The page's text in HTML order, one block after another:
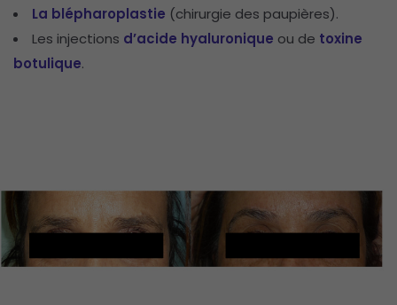
La blépharoplastie (chirurgie des paupières).
Les injections d’acide hyaluronique ou de toxine
botulique.